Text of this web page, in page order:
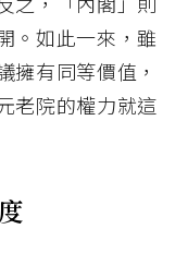
。如此一來，雖
擁有同等價值，
老院的權力就這